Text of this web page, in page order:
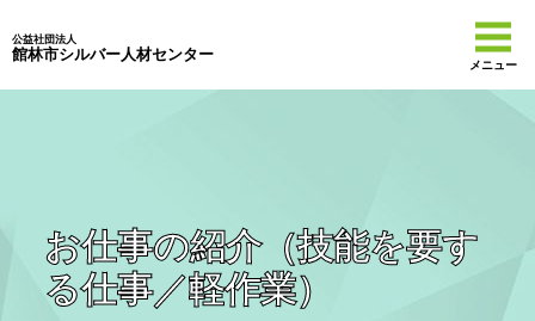
公益社団法人
館林市シルバー人材センター
メニュー
お仕事の紹介（技能を要す
る仕事／軽作業）